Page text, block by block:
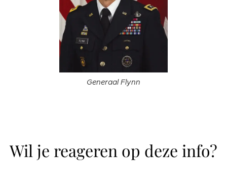
Generaal Flynn
Wil je reageren op deze info?